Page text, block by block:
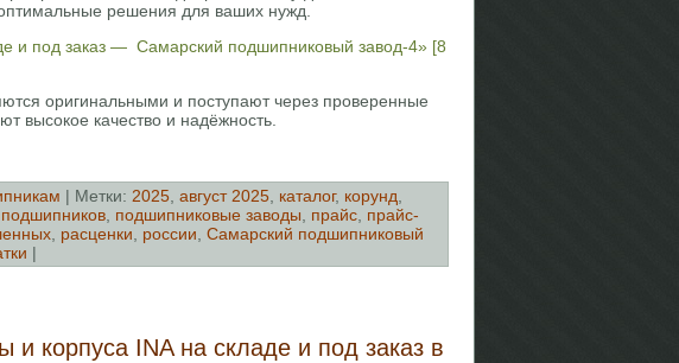
решения для ваших нужд.
и под заказ — Самарский подшипниковый завод-4» [8
оригинальными и поступают через проверенные
высокое качество и надёжность.
| Метки: 2025 август 2025 каталог, корунд
подшипников подшипниковые заводы прайс прайс-
расценки россии Самарский подшипниковый
|
корпуса INA на складе и под заказ в